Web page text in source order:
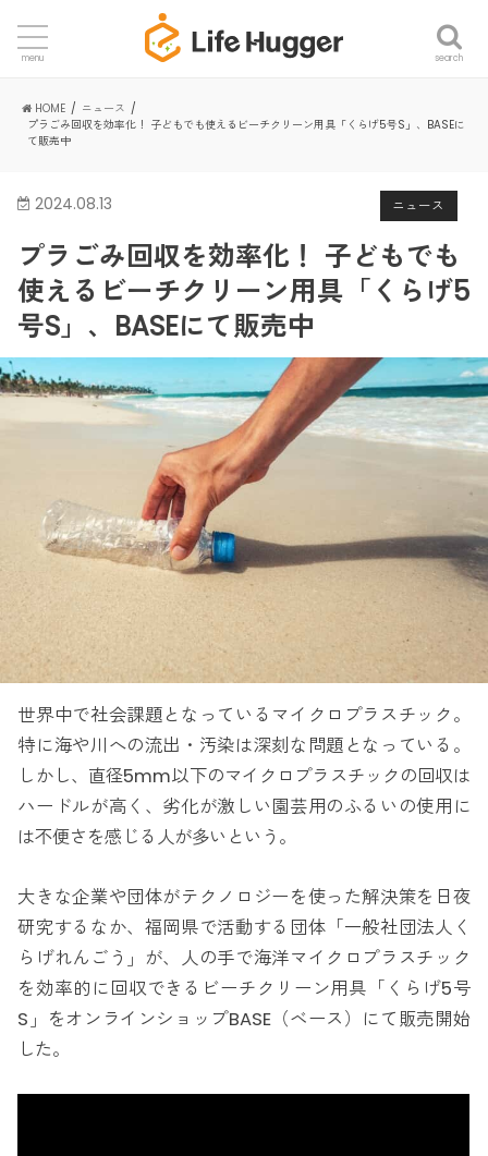
search
menu
HOME
ニュース
プラごみ回収を効率化！ 子どもでも使えるビーチクリーン用具「くらげ5号S」、BASEに
て販売中
ニュース
2024.08.13
プラごみ回収を効率化！ 子どもでも
使えるビーチクリーン用具「くらげ5
号S」、BASEにて販売中
世界中で社会課題となっているマイクロプラスチック。
特に海や川への流出・汚染は深刻な問題となっている。
しかし、直径5mm以下のマイクロプラスチックの回収は
ハードルが高く、劣化が激しい園芸用のふるいの使用に
は不便さを感じる人が多いという。
大きな企業や団体がテクノロジーを使った解決策を日夜
研究するなか、福岡県で活動する団体「一般社団法人く
らげれんごう」が、人の手で海洋マイクロプラスチック
を効率的に回収できるビーチクリーン用具「くらげ5号
S」をオンラインショップBASE（ベース）にて販売開始
した。